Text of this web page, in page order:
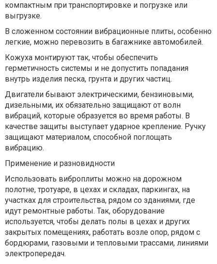
компактным при транспортировке и погрузке или
выгрузке.
В сложенном состоянии вибрационные плиты, особенно
легкие, можно перевозить в багажнике автомобилей.
Кожуха монтируют так, чтобы обеспечить
герметичность системы и не допустить попадания
внутрь изделия песка, грунта и других частиц.
Двигатели бывают электрическими, бензиновыми,
дизельными, их обязательно защищают от волн
вибраций, которые образуется во время работы. В
качестве защиты выступает ударное крепление. Ручку
защищают материалом, способной поглощать
вибрацию.
Применение и разновидности
Использовать виброплиты можно на дорожном
полотне, тротуаре, в цехах и складах, паркингах, на
участках для строительства, рядом со зданиями, где
идут ремонтные работы. Так, оборудование
используется, чтобы делать полы в цехах и других
закрытых помещениях, работать возле опор, рядом с
бордюрами, газовыми и тепловыми трассами, линиями
электропередач.